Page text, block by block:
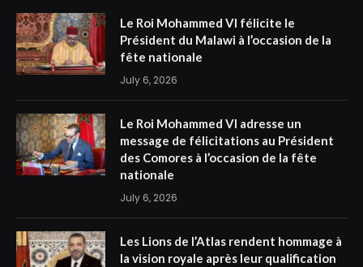
Le Roi Mohammed VI félicite le
Président du Malawi à l’occasion de la
fête nationale
July 6, 2026
Le Roi Mohammed VI adresse un
message de félicitations au Président
des Comores à l’occasion de la fête
nationale
July 6, 2026
Les Lions de l’Atlas rendent hommage à
la vision royale après leur qualification